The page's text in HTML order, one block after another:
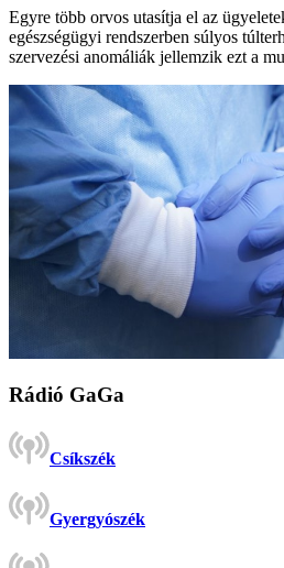
Egyre több orvos utasítja el az
egészségügyi rendszerben súlyos
szervezési anomáliák jellemzik ezt a
Rádió GaGa
Csíkszék
Gyergyószék